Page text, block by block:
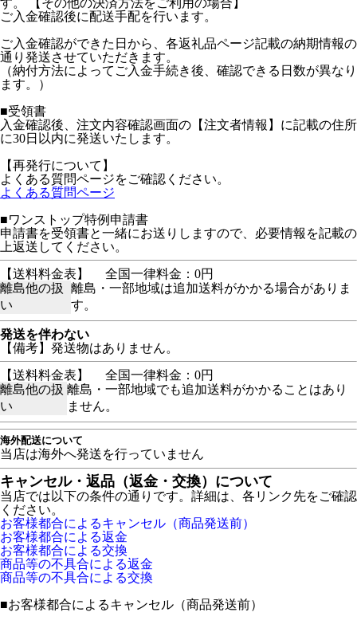
す。 【その他の決済方法をご利用の場合】
ご入金確認後に配送手配を行います。
ご入金確認ができた日から、各返礼品ページ記載の納期情報の
通り発送させていただきます。
（納付方法によってご入金手続き後、確認できる日数が異なり
ます。）
■受領書
入金確認後、注文内容確認画面の【注文者情報】に記載の住所
に30日以内に発送いたします。
【再発行について】
よくある質問ページをご確認ください。
よくある質問ページ
■ワンストップ特例申請書
申請書を受領書と一緒にお送りしますので、必要情報を記載の
上返送してください。
【送料料金表】
全国一律料金：0円
離島他の扱
い
離島・一部地域は追加送料がかかる場合がありま
す。
発送を伴わない
【備考】発送物はありません。
【送料料金表】
全国一律料金：0円
離島他の扱
い
離島・一部地域でも追加送料がかかることはあり
ません。
海外配送について
当店は海外へ発送を行っていません
キャンセル・返品（返金・交換）について
当店では以下の条件の通りです。詳細は、各リンク先をご確認
ください。
お客様都合によるキャンセル（商品発送前）
お客様都合による返金
お客様都合による交換
商品等の不具合による返金
商品等の不具合による交換
■お客様都合によるキャンセル（商品発送前）